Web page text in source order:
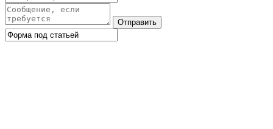
Отправить